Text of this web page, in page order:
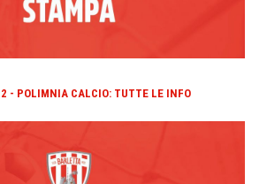
- POLIMNIA CALCIO: TUTTE LE INFO